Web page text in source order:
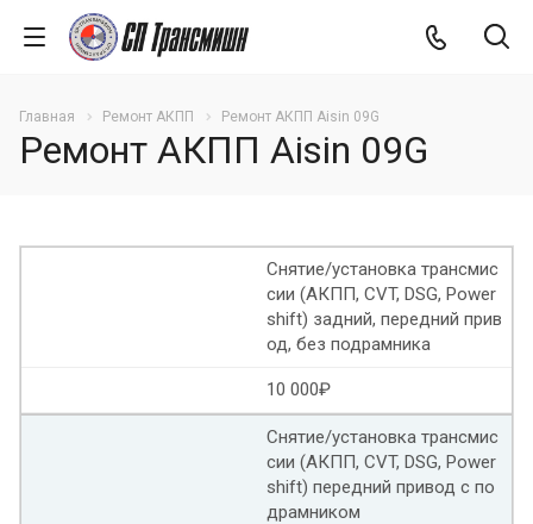
Главная Ремонт АКПП Ремонт АКПП Aisin 09G
Ремонт АКПП Aisin 09G
Снятие/установка трансмис
сии (АКПП, CVT, DSG, Power
shift) задний, передний прив
од, без подрамника
10 000₽
Снятие/установка трансмис
сии (АКПП, CVT, DSG, Power
shift) передний привод с по
драмником